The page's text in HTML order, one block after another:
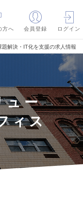
方へ
会員登録 ログイン
解決・IT化を支援の求人情報
ュー
ィス